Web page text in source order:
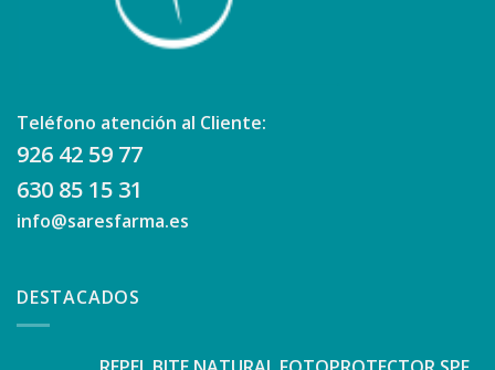
Teléfono atención al Cliente:
926 42 59 77
630 85 15 31
info@saresfarma.es
DESTACADOS